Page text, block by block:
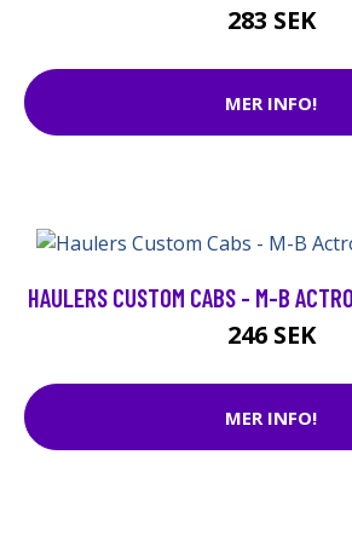
283 SEK
MER INFO!
HAULERS CUSTOM CABS - M-B
246 SEK
MER INFO!